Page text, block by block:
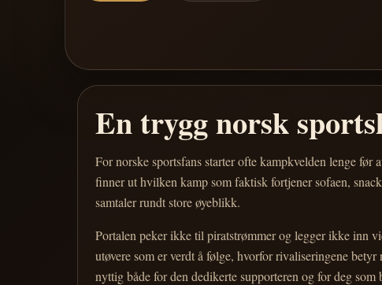
En trygg norsk
For norske sportsfans starter ofte kampkvelden lenge
finner ut hvilken kamp som faktisk fortjener sofaen,
samtaler rundt store øyeblikk.
Portalen peker ikke til piratstrømmer og legger ikke inn
utøvere som er verdt å følge, hvorfor rivaliseringene
nyttig både for den dedikerte supporteren og for deg